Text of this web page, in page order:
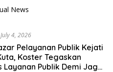
News
July 4, 2026
Pelayanan Publik Kejati
Koster Tegaskan
Layanan Publik Demi Jaga